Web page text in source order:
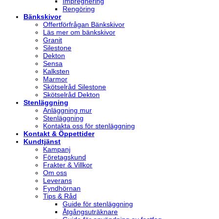
Rengöring
Bänkskivor
Offertförfrågan Bänkskivor
Läs mer om bänkskivor
Granit
Silestone
Dekton
Sensa
Kalksten
Marmor
Skötselråd Silestone
Skötselråd Dekton
Stenläggning
Anläggning mur
Stenläggning
Kontakta oss för stenläggning
Kontakt & Öppettider
Kundtjänst
Kampanj
Företagskund
Frakter & Villkor
Om oss
Leverans
Fyndhörnan
Tips & Råd
Guide för stenläggning
Åtgångsuträknare